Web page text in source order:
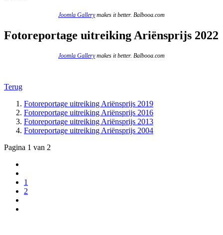
Joomla Gallerymakes it better. Balbooa.com
Fotoreportage uitreiking Ariënsprijs 2022
Joomla Gallerymakes it better. Balbooa.com
Terug
Fotoreportage uitreiking Ariënsprijs 2019
Fotoreportage uitreiking Ariënsprijs 2016
Fotoreportage uitreiking Ariënsprijs 2013
Fotoreportage uitreiking Ariënsprijs 2004
Pagina 1 van 2
1
2